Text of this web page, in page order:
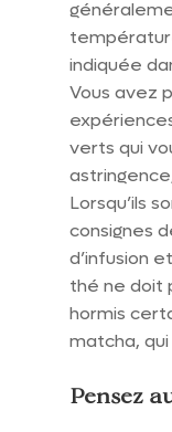
indiquée
Vous avez
verts qui
Lorsqu’ils
consignes
d’infusion
thé ne doit
hormis
matcha,
Pensez